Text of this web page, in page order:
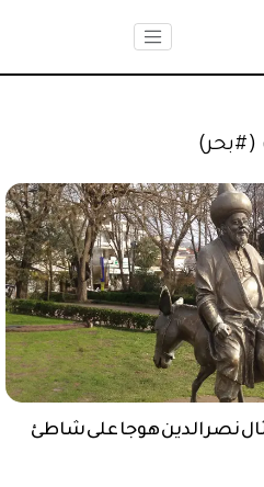
نصر الدين هوجا على شاطئ